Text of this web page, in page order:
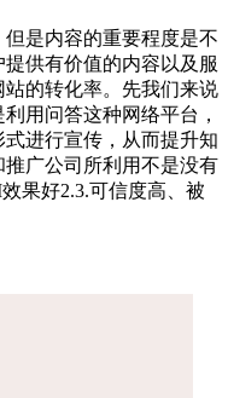
是内容的重要程度是不
供有价值的内容以及服
的转化率。先我们来说
用问答这种网络平台，
进行宣传，从而提升知
广公司所利用不是没有
果好2.3.可信度高、被